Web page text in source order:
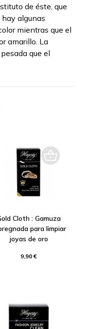
de éste, que
hay algunas
mientras que el
amarillo. La
que el
Cloth : Gamuza
para limpiar
joyas de oro
9,90 €